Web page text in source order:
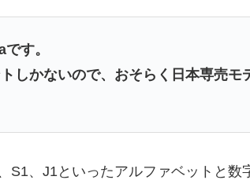
す。
しかないので、おそらく日本専売モ
S1、J1といったアルファベットと数